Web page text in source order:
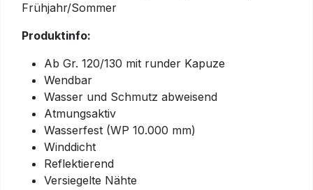
Frühjahr/Sommer
Produktinfo:
Ab Gr. 120/130 mit runder Kapuze
Wendbar
Wasser und Schmutz abweisend
Atmungsaktiv
Wasserfest (WP 10.000 mm)
Winddicht
Reflektierend
Versiegelte Nähte